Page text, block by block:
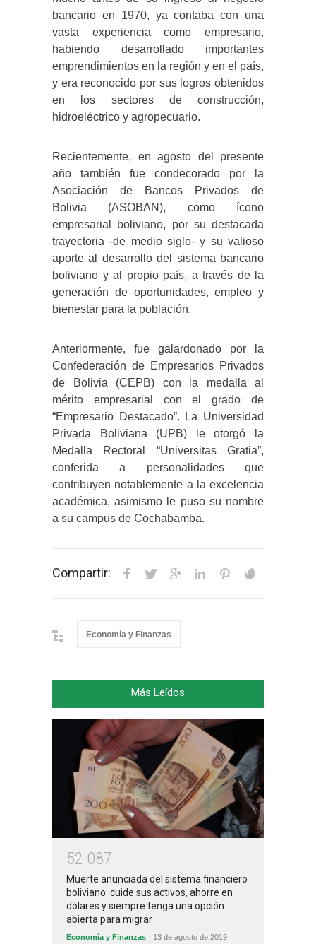
bancario en 1970, ya contaba con una
vasta experiencia como empresario,
habiendo desarrollado importantes
emprendimientos en la región y en el país,
y era reconocido por sus logros obtenidos
en los sectores de construcción,
hidroeléctrico y agropecuario.
Recientemente, en agosto del presente
año también fue condecorado por la
Asociación de Bancos Privados de
Bolivia (ASOBAN), como ícono
empresarial boliviano, por su destacada
trayectoria -de medio siglo- y su valioso
aporte al desarrollo del sistema bancario
boliviano y al propio país, a través de la
generación de oportunidades, empleo y
bienestar para la población.
Anteriormente, fue galardonado por la
Confederación de Empresarios Privados
de Bolivia (CEPB) con la medalla al
mérito empresarial con el grado de
“Empresario Destacado”. La Universidad
Privada Boliviana (UPB) le otorgó la
Medalla Rectoral “Universitas Gratia”,
conferida a personalidades que
contribuyen notablemente a la excelencia
académica, asimismo le puso su nombre
a su campus de Cochabamba.
Compartir:
Economía y Finanzas
Más Leídos
52 087
Muerte anunciada del sistema financiero
boliviano: cuide sus activos, ahorre en
dólares y siempre tenga una opción
abierta para migrar
Economía y Finanzas 13 de agosto de 2019